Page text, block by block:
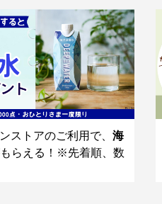
ストアのご利用で、 海
らえる！※先着順、数